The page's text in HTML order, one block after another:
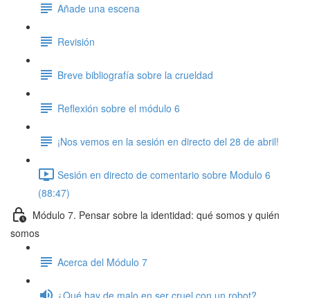
Añade una escena
Revisión
Breve bibliografía sobre la crueldad
Reflexión sobre el módulo 6
¡Nos vemos en la sesión en directo del 28 de abril!
Sesión en directo de comentario sobre Modulo 6
(88:47)
Módulo 7. Pensar sobre la identidad: qué somos y quién
somos
Acerca del Módulo 7
¿Qué hay de malo en ser cruel con un robot?